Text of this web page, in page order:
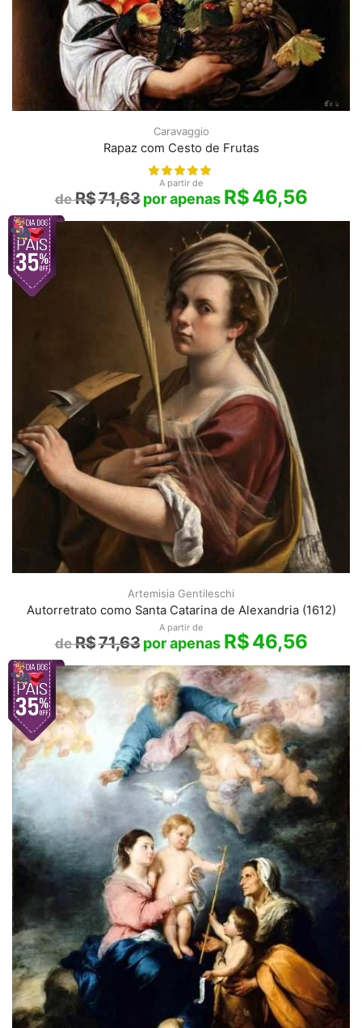
Caravaggio
Rapaz com Cesto de Frutas
A partir de
R$71,63 R$46,56
Artemisia Gentileschi
Autorretrato como Santa Catarina de Alexandria (1612)
A partir de
R$71,63 R$46,56